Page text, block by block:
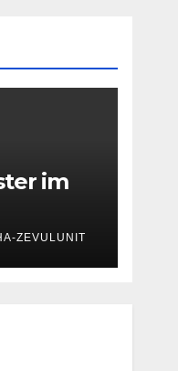
im
ZEVULUNIT